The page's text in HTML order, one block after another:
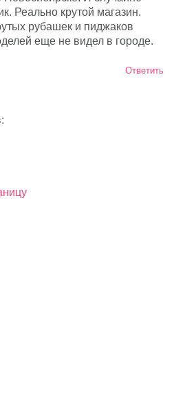
Реально крутой магазин.
рубашек и пиджаков
еще не видел в городе.
Ответить